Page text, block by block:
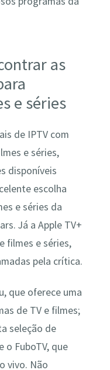
as
e séries
de IPTV com
e séries,
disponíveis
escolha
e séries da
Já a Apple TV+
filmes e séries,
pela crítica.
que oferece uma
de TV e filmes;
seleção de
o FuboTV, que
vivo. Não